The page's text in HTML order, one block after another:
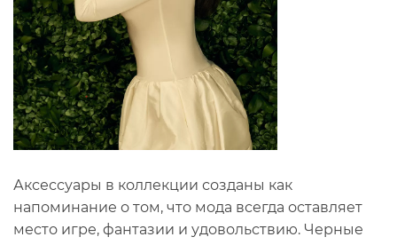
Аксессуары в коллекции созданы как
напоминание о том, что мода всегда оставляет
место игре, фантазии и удовольствию. Черные